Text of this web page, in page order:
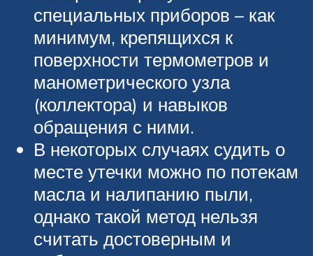
специальных приборов – как
минимум, крепящихся к
поверхности термометров и
манометрического узла
(коллектора) и навыков
обращения с ними.
В некоторых случаях судить о
месте утечки можно по потекам
масла и налипанию пыли,
однако такой метод нельзя
считать достоверным и